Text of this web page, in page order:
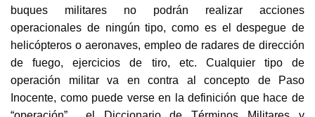
buques militares no podrán realizar acciones
operacionales de ningún tipo, como es el despegue de
helicópteros o aeronaves, empleo de radares de dirección
de fuego, ejercicios de tiro, etc. Cualquier tipo de
operación militar va en contra al concepto de Paso
Inocente, como puede verse en la definición que hace de